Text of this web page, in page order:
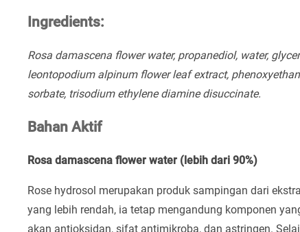
Ingredients:
Rosa damascena flower water, propanediol, water,
leontopodium alpinum flower leaf extract,
sorbate, trisodium ethylene diamine disuccinate.
Bahan Aktif
Rosa damascena flower water (lebih dari 90%)
Rose hydrosol merupakan produk sampingan dari
yang lebih rendah, ia tetap mengandung komponen
akan antioksidan, sifat antimikroba, dan astringen.